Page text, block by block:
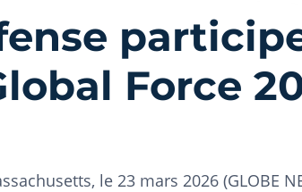
Force
le 23 mars 2026